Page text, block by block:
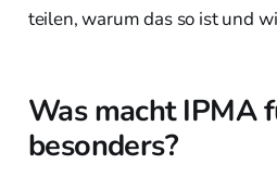
teilen, warum das so ist und
Was macht IPMA
besonders?